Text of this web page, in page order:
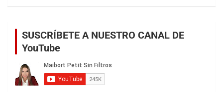
SUSCRÍBETE A NUESTRO CANAL DE
YouTube